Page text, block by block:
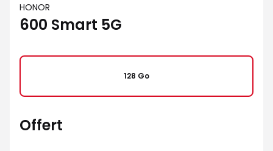
HONOR
600 Smart 5G
128 Go
Offert